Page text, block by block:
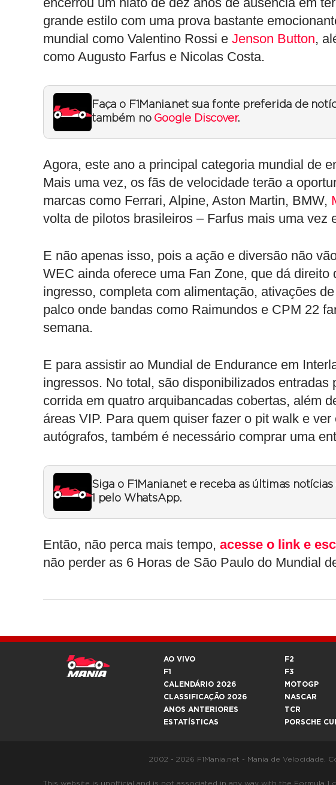
grande estilo com uma prova bastante
mundial como Valentino Rossi e Jenson Button,
como Augusto Farfus e Nicolas Costa.
Faça o F1Mania.net sua fonte preferida de
também no Google Discover.
Agora, este ano a principal categoria mundial de
Mais uma vez, os fãs de velocidade terão a
marcas como Ferrari, Alpine, Aston Martin, BMW,
volta de pilotos brasileiros – Farfus mais uma vez
E não apenas isso, pois a ação e diversão não
WEC ainda oferece uma Fan Zone, que dá
ingresso, completa com alimentação, ativações
palco onde bandas como Raimundos e CPM 22
semana.
E para assistir ao Mundial de Endurance em
ingressos. No total, são disponibilizados
corrida em quatro arquibancadas cobertas, além
áreas VIP. Para quem quiser fazer o pit walk e
autógrafos, também é necessário comprar uma
Siga o F1Mania.net e receba as últimas
1 pelo WhatsApp.
Então, não perca mais tempo, acesse o link e
não perder as 6 Horas de São Paulo do Mundial
AO VIVO
F1
CALENDÁRIO 2026
CLASSIFICAÇÃO 2026
ANOS ANTERIORES
ESTATÍSTICAS
F2
F3
MOTOGP
NASCAR
TCR
PORSCHE
2002 - 2026 F1Mania.net - Mania de Velocidade.
This website is unofficial and is not associated in any way with the Formula 1